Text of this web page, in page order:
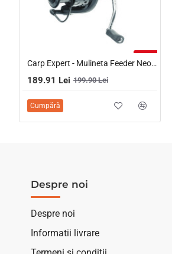
Carp Expert - Mulineta Feeder Neo 6000
189.91 Lei 199.90 Lei
Cumpără
Despre noi
Despre noi
Informatii livrare